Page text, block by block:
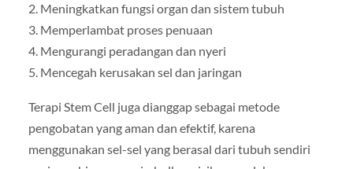
2. Meningkatkan fungsi organ dan sistem tubuh
3. Memperlambat proses penuaan
4. Mengurangi peradangan dan nyeri
5. Mencegah kerusakan sel dan jaringan
Terapi Stem Cell juga dianggap sebagai metode
pengobatan yang aman dan efektif, karena
menggunakan sel-sel yang berasal dari tubuh sendiri